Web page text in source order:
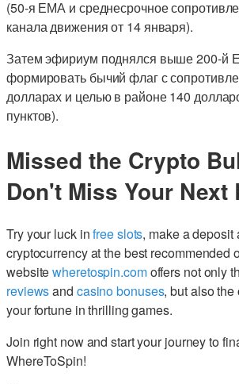
(50-я ЕМА и среднесрочное
канала движения от 14 января).
Затем эфириум поднялся выше 200-й
формировать бычий флаг с
долларах и целью в районе 140
пунктов).
Missed the Crypto
Don't Miss Your Next
Try your luck infree slots, make a deposit
cryptocurrency at the best recommended
websitewheretospin.comoffers not only
reviewsand casino bonuses, but also the
your fortune in thrilling games.
Join right now and start your journey to
WhereToSpin!